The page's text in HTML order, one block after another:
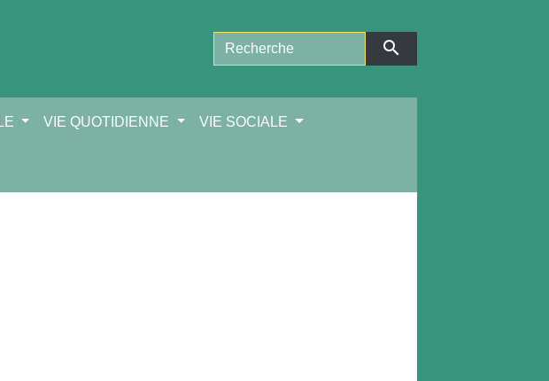
search
VIE QUOTIDIENNE VIE SOCIALE